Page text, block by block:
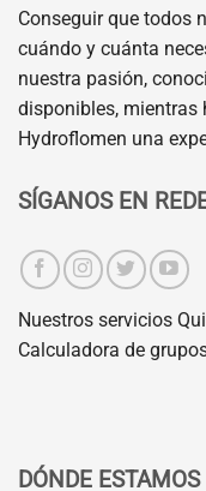
Conseguir que todos
cuándo y cuánta
nuestra pasión,
disponibles, mientras
Hydroflomen una
SÍGANOS EN
Nuestros servicios
Calculadora de
DÓNDE ESTAMOS